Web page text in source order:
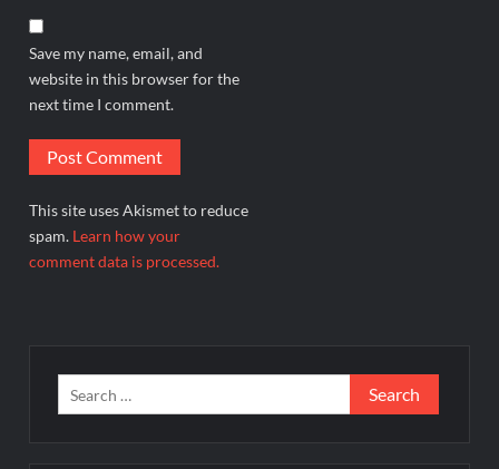
Save my name, email, and
website in this browser for the
next time I comment.
This site uses Akismet to reduce
spam. Learn how your
comment data is processed.
Search
for: